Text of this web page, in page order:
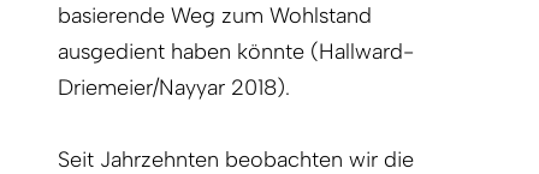
basierende Weg zum Wohlstand
ausgedient haben könnte (Hallward-
Driemeier/Nayyar 2018).
Seit Jahrzehnten beobachten wir die